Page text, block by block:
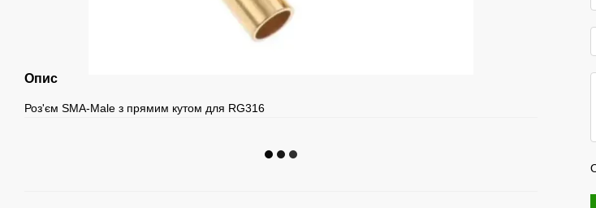
Опис
Роз'єм SMA-Male з прямим кутом для RG316